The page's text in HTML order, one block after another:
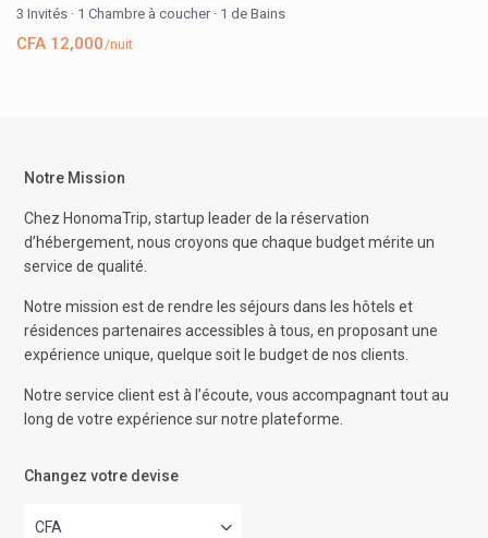
3 Invités · 1 Chambre à coucher · 1 de Bains
CFA 12,000/nuit
Notre Mission
Chez HonomaTrip, startup leader de la réservation
d’hébergement, nous croyons que chaque budget mérite un
service de qualité.
Notre mission est de rendre les séjours dans les hôtels et
résidences partenaires accessibles à tous, en proposant une
expérience unique, quelque soit le budget de nos clients.
Notre service client est à l’écoute, vous accompagnant tout au
long de votre expérience sur notre plateforme.
Changez votre devise
CFA